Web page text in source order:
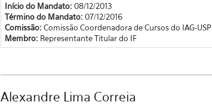
Início do Mandato:08/12/2013
Término do Mandato:07/12/2016
Comissão:Comissão Coordenadora de Cursos do IAG-USP
Membro: Representante Titular do IF
Alexandre Lima Correia